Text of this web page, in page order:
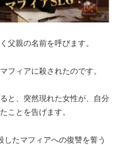
父親の名前を呼びます。
フィアに殺されたのです。
と、突然現れた女性が、自分
ことを告げます。
したマフィアへの復讐を誓う